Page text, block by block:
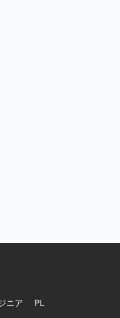
ニア
PL